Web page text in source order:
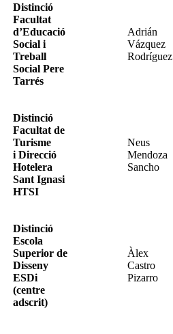
Distinció
Facultat
d’Educació
Social i
Treball
Social Pere
Tarrés
Adrián
Vázquez
Rodríguez
Distinció
Facultat de
Turisme
i Direcció
Hotelera
Sant Ignasi
HTSI
Neus
Mendoza
Sancho
Distinció
Escola
Superior de
Disseny
ESDi
(centre
adscrit)
Àlex
Castro
Pizarro